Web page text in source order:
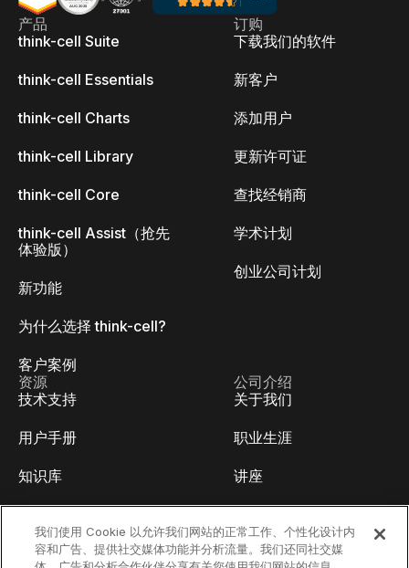
产品
think-cell Suite
think-cell Essentials
think-cell Charts
think-cell Library
think-cell Core
think-cell Assist（抢先
体验版）
新功能
为什么选择 think-cell?
客户案例
订购
下载我们的软件
新客户
添加用户
更新许可证
查找经销商
学术计划
创业公司计划
资源
技术支持
用户手册
知识库
视频教程
公司介绍
关于我们
职业生涯
讲座
开发人员博客
我们使用 Cookie 以允许我们网站的正常工作、个性化设计内
容和广告、提供社交媒体功能并分析流量。我们还同社交媒